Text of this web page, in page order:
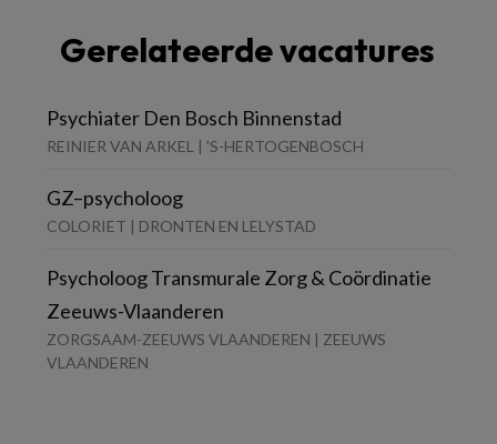
Gerelateerde vacatures
Psychiater Den Bosch Binnenstad
REINIER VAN ARKEL | 'S-HERTOGENBOSCH
GZ–psycholoog
COLORIET | DRONTEN EN LELYSTAD
Psycholoog Transmurale Zorg & Coördinatie
Zeeuws-Vlaanderen
ZORGSAAM-ZEEUWS VLAANDEREN | ZEEUWS
VLAANDEREN